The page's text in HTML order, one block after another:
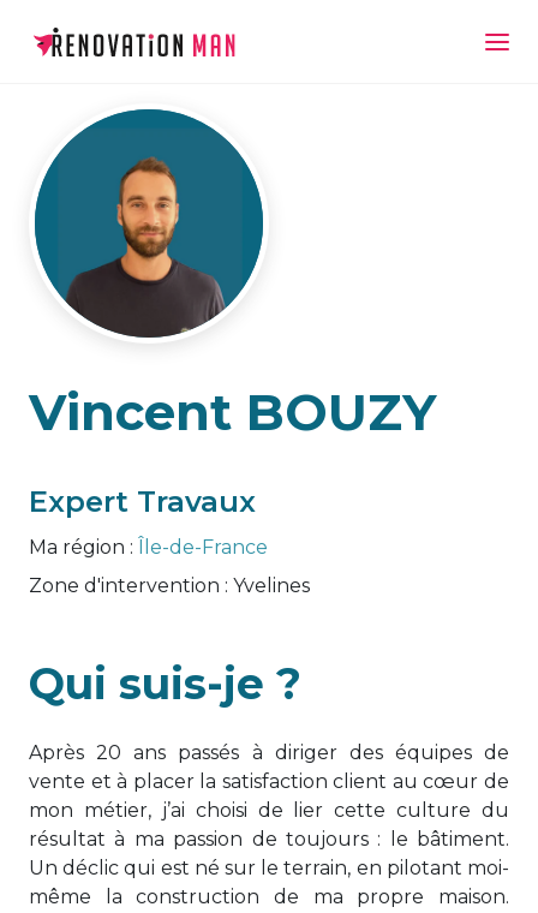
Vincent BOUZY
Expert Travaux
Ma région : Île-de-France
Zone d'intervention : Yvelines
Qui suis-je ?
Après 20 ans passés à diriger des équipes de
vente et à placer la satisfaction client au cœur de
mon métier, j’ai choisi de lier cette culture du
résultat à ma passion de toujours : le bâtiment.
Un déclic qui est né sur le terrain, en pilotant moi-
même la construction de ma propre maison.